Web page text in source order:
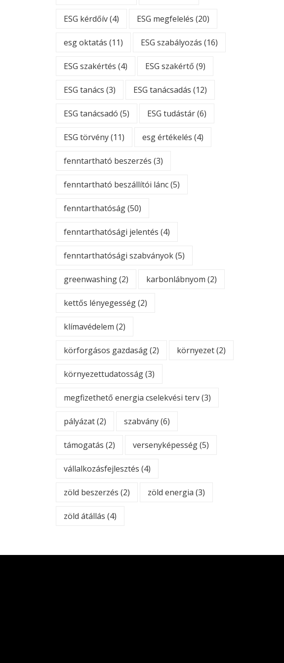
ESG kérdőív(4) ESG megfelelés (20)
esg oktatás (11) ESG szabályozás (16)
ESG szakértés (4) ESG szakértő (9)
ESG tanács (3) ESG tanácsadás (12)
ESG tanácsadó (5) ESG tudástár(6)
ESG törvény(11) esg értékelés (4)
fenntartható beszerzés (3)
fenntartható beszállítói lánc(5)
fenntarthatóság(50)
fenntarthatósági jelentés (4)
fenntarthatósági szabványok(5)
greenwashing(2) karbonlábnyom (2)
kettős lényegesség(2)
klímavédelem (2)
körforgásos gazdaság(2) környezet(2)
környezettudatosság(3)
megfizethető energia cselekvési terv(3)
pályázat(2) szabvány(6)
támogatás (2) versenyképesség(5)
vállalkozásfejlesztés (4)
zöld beszerzés (2) zöld energia (3)
zöld átállás (4)